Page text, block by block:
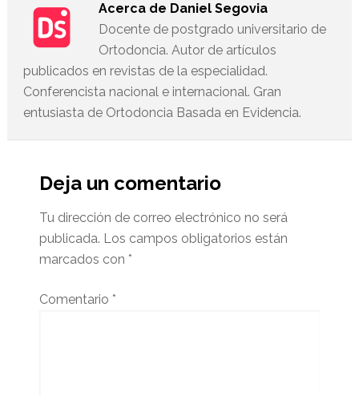
Acerca de Daniel Segovia
Docente de postgrado universitario de
Ortodoncia. Autor de artículos
publicados en revistas de la especialidad.
Conferencista nacional e internacional. Gran
entusiasta de Ortodoncia Basada en Evidencia.
del
lector
Deja un comentario
Tu dirección de correo electrónico no será
publicada. Los campos obligatorios están
marcados con *
Comentario *